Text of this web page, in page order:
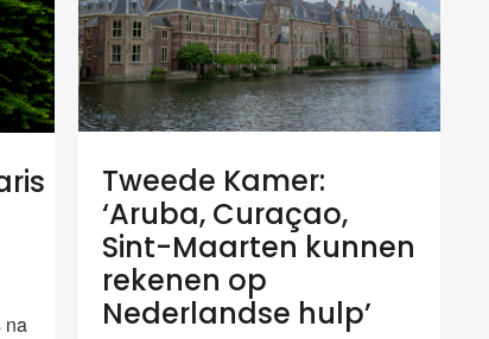
na
Tweede Kamer:
‘Aruba, Curaçao,
Sint-Maarten kunnen
rekenen op
Nederlandse hulp’